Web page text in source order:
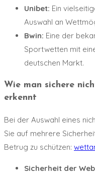
Unibet: Ein
Auswahl an
Bwin: Eine der
Sportwetten mit
deutschen Markt.
Wie man sichere
erkennt
Bei der Auswahl eines
Sie auf mehrere
Betrug zu schützen:
Sicherheit der